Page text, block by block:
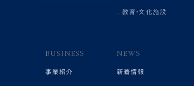
BUSINESS
事業紹介
教育・文化施設
NEWS
新着情報